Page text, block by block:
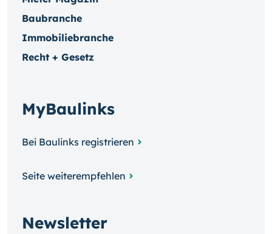
Baubranche
Immobiliebranche
Recht + Gesetz
MyBaulinks
Bei Baulinks registrieren
Seite weiterempfehlen
Newsletter